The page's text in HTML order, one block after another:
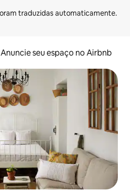
Anuncie seu espaço no Airbnb